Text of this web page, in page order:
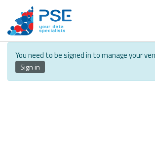
You need to be signed in to manage your
Sign in